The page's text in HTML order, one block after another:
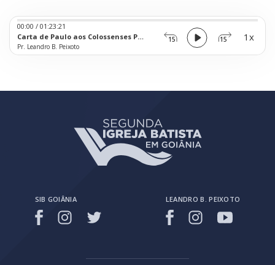
Carta de Paulo aos Colossenses Parte 2: Transformação
Pr. Leandro B. Peixoto
Audio
Player
15 15
00:00 / 01:23:21
1x
SIB GOIÂNIA LEANDRO B. PEIXOTO